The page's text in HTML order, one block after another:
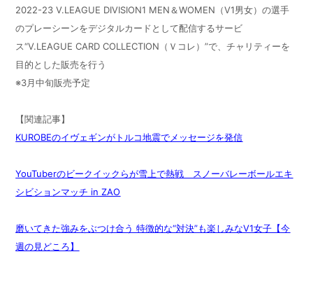
2022-23 V.LEAGUE DIVISION1 MEN＆WOMEN（V1男女）の選手
のプレーシーンをデジタルカードとして配信するサービ
ス“V.LEAGUE CARD COLLECTION（Ｖコレ）”で、チャリティーを
目的とした販売を行う
※3月中旬販売予定
【関連記事】
KUROBEのイヴェギンがトルコ地震でメッセージを発信
YouTuberのビークイックらが雪上で熱戦 スノーバレーボールエキ
シビションマッチ in ZAO
磨いてきた強みをぶつけ合う 特徴的な“対決”も楽しみなV1女子【今
週の見どころ】